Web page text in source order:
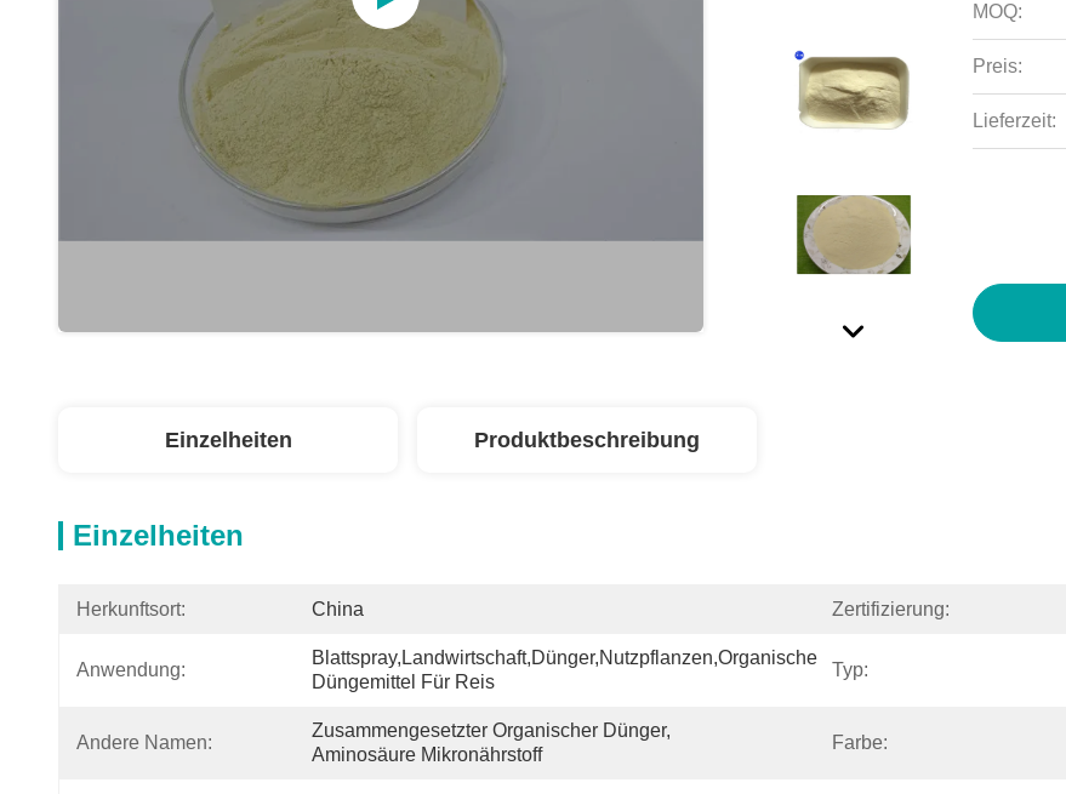
MOQ:
Preis:
Lieferzeit:
Einzelheiten Produktbeschreibung
Einzelheiten
Herkunftsort: China Zertifizierung:
Anwendung:
Blattspray,Landwirtschaft,Dünger,Nutzpflanzen,organische
Düngemittel Für Reis
Typ:
Andere Namen:
Zusammengesetzter Organischer Dünger,
Aminosäure Mikronährstoff
Farbe: